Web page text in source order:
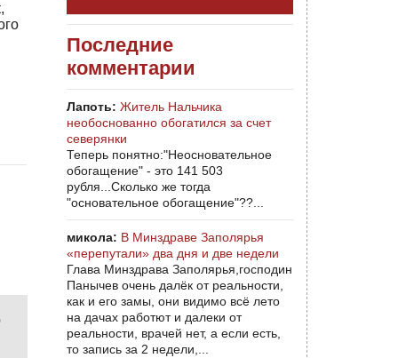
Последние
комментарии
Лапоть:Житель Нальчика
необоснованно обогатился за счет
северянки
Теперь понятно:"Неосновательное
обогащение" - это 141 503
рубля...Сколько же тогда
"основательное обогащение"??...
микола: В Минздраве Заполярья
«перепутали» два дня и две недели
Глава Минздрава Заполярья,господин
Панычев очень далёк от реальности,
как и его замы, они видимо всё лето
на дачах работют и далеки от
реальности, врачей нет, а если есть,
то запись за 2 недели,...